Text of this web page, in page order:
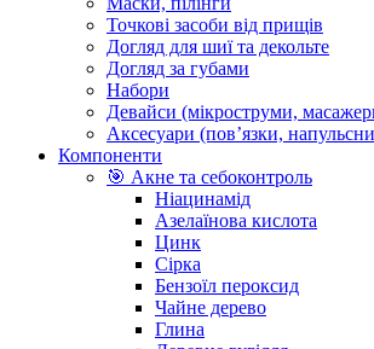
Точкові засоби від прищів
Догляд для шиї та декольте
Догляд за губами
Набори
Девайси (мікроструми,
Аксесуари (повʼязки,
Компоненти
🎯 Акне та себоконтроль
Ніацинамід
Азелаїнова кислота
Цинк
Сірка
Бензоїл пероксид
Чайне дерево
Глина